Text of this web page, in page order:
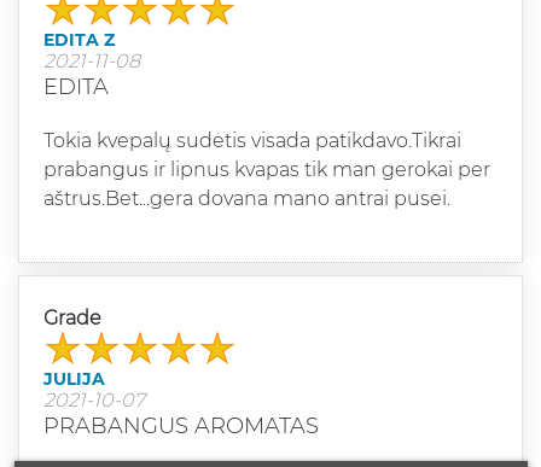
EDITA Z
2021-11-08
EDITA
Tokia kvepalų sudėtis visada patikdavo.Tikrai
prabangus ir lipnus kvapas tik man gerokai per
aštrus.Bet...gera dovana mano antrai pusei.
Grade
JULIJA
2021-10-07
PRABANGUS AROMATAS